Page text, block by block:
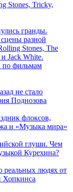
Stones, Tricky,
гранды.
разной
Stones, The
Jack White.
по фильмам
не стало
Поднозова
флоксов,
и «Музыка мира»
глуши. Чем
Курехина?
реальных людях от
Хопкинса